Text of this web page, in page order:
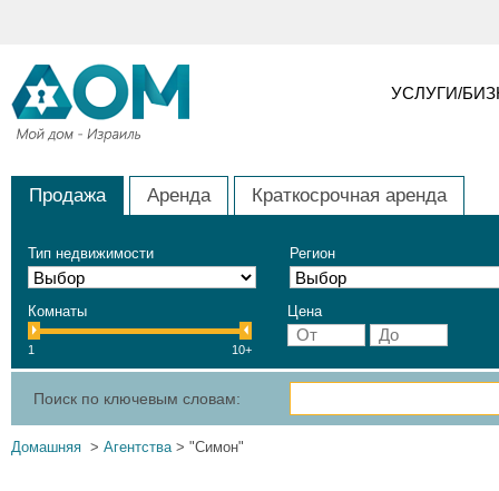
УСЛУГИ/
Продажа Аренда Краткосрочная аренда
Тип недвижимости Регион
Комнаты
1 10+
Цена
Поиск по ключевым словам:
Домашняя > Агентства> "Симон"